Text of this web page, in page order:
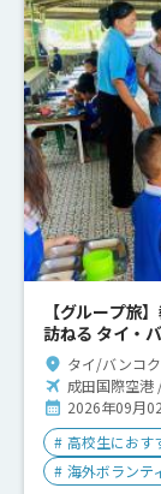
【グループ旅
訪ねる タイ・
タイ/バンコク
成田国際空港
2026年09月
# 高校生におす
# 海外ボランテ